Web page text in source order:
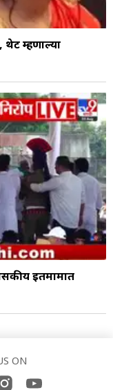
म्हणाल्या
इतमामात
ON